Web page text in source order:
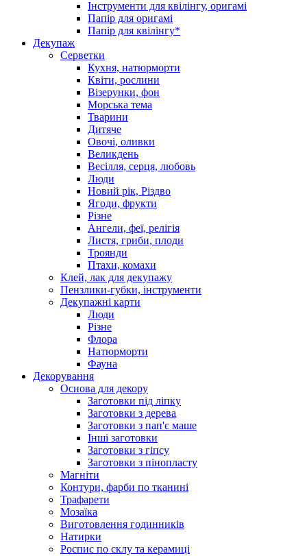
Інструменти для квілінгу, оригамі
Папір для оригамі
Папір для квілінгу*
Декупаж
Серветки
Кухня, натюрморти
Квіти, рослини
Візерунки, фон
Морська тема
Тварини
Дитяче
Овочі, оливки
Великдень
Весілля, серця, любовь
Люди
Новий рік, Різдво
Ягоди, фрукти
Різне
Ангели, феї, релігія
Листя, гриби, плоди
Троянди
Птахи, комахи
Клей, лак для декупажу
Пензлики-губки, інструменти
Декупажні карти
Люди
Різне
Флора
Натюрморти
Фауна
Декорування
Основа для декору
Заготовки під ліпку
Заготовки з дерева
Заготовки з пап'є маше
Інші заготовки
Заготовки з гіпсу
Заготовки з пінопласту
Магніти
Контури, фарби по тканині
Трафарети
Мозаїка
Виготовлення годинників
Натирки
Роспис по склу та керамиці